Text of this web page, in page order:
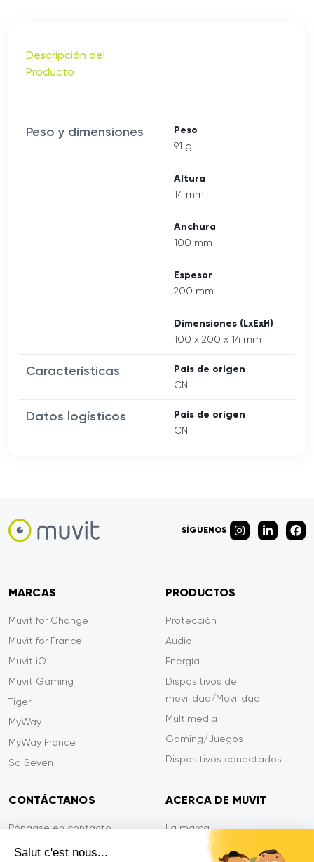
Salut c'est nous...
Descripción del
Producto
Peso y dimensiones Peso
91 g
Altura
14 mm
Anchura
100 mm
Espesor
200 mm
Dimensiones (LxExH)
100 x 200 x 14 mm
Características País de origen
CN
Datos logísticos País de origen
CN
SÍGUENOS
MARCAS
Muvit for Change
Muvit for France
Muvit iO
Muvit Gaming
Tiger
MyWay
MyWay France
So Seven
PRODUCTOS
Protección
Audio
Energía
Dispositivos de
movilidad/Movilidad
Multimedia
Gaming/Juegos
Dispositivos conectados
CONTÁCTANOS
Póngase en contacto
Pago seguro
ACERCA DE MUVIT
La marca
Sala de prensa